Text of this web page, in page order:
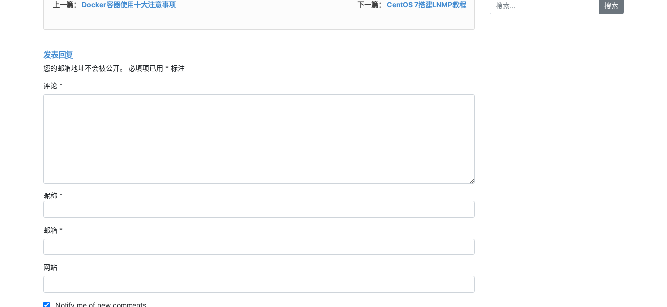
上一篇： Docker容器使用十大注意事项 下一篇： CentOS 7搭建LNMP教程
发表回复
您的邮箱地址不会被公开。 必填项已用 * 标注
评论 *
昵称 *
邮箱 *
网站
Notify me of new comments